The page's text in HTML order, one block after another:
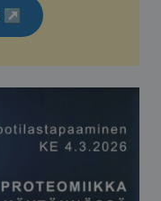
↗